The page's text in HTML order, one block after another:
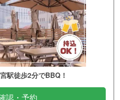
駅徒歩2分でBBQ！
認・予約